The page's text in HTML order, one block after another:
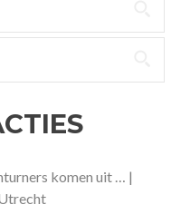
komen uit … |